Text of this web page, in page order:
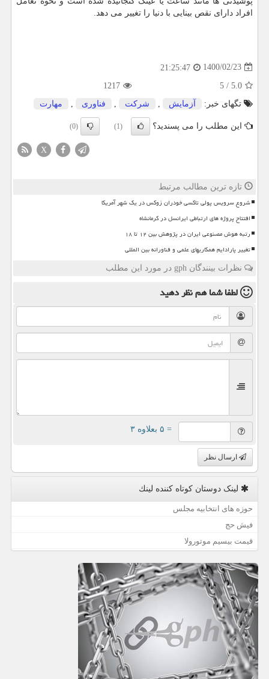
افراد دارای نقص بینایی با دنیا را تغییر می دهد.
1400/02/23
21:25:47
5.0
/
5
1217
تگهای خبر:
آزمایش , شركت , فناوری , مهارت
این مطلب را می پسندید؟ (1)
(0)
X
تازه ترین مطالب مرتبط
شروع سرویس پولی تاکسی خودران زوکس در یک شهر آمریکا
افتتاح پروژه های ارتباطی ایرانسل در کرمانشاه
رتبه هوش مصنوعی ایران در پژوهش بین ۱۲ تا ۱۸
تغییر پارادایم همکاریهای علمی و فناورانه بین المللی
نظرات بینندگان gph در مورد این مطلب
لطفا شما همنظر دهید
= ۵ بعلاوه ۳
ارسال نظر
لینک دوستان كوتاه كننده لینك
حوزه های انتخابیه مجلس
فیش حج
قیمت بیسیم موتورولا